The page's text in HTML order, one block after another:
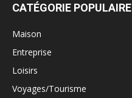
CATÉGORIE POPULAIRE
Maison
Entreprise
Loisirs
Voyages/Tourisme